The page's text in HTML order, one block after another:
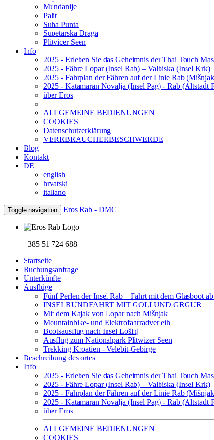
Mundanije
Palit
Suha Punta
Supetarska Draga
Plitvicer Seen
Info
2025 - Erleben Sie das Geheimnis der Thai Touch
2025 - Fähre Lopar (Insel Rab) – Valbiska (Insel Krk)
2025 - Fahrplan der Fähren auf der Linie Rab
2025 - Katamaran Novalja (Insel Pag) - Rab (Altstadt
über Eros
ALLGEMEINE BEDIENUNGEN
COOKIES
Datenschutzerklärung
VERRBRAUCHERBESCHWERDE
Blog
Kontakt
DE
english
hrvatski
italiano
Toggle navigation Eros Rab - DMC
+385 51 724 688
Startseite
Buchungsanfrage
Unterkünfte
Ausflüge
Fünf Perlen der Insel Rab – Fahrt mit dem Glasboot
INSELRUNDFAHRT MIT GOLI UND GRGUR
Mit dem Kajak von Lopar nach Mišnjak
Mountainbike- und Elektrofahrradverleih
Bootsausflug nach Insel Lošinj
Ausflug zum Nationalpark Plitwizer Seen
Trekking Kroatien - Velebit-Gebirge
Beschreibung des ortes
Info
2025 - Erleben Sie das Geheimnis der Thai Touch
2025 - Fähre Lopar (Insel Rab) – Valbiska (Insel Krk)
2025 - Fahrplan der Fähren auf der Linie Rab
2025 - Katamaran Novalja (Insel Pag) - Rab (Altstadt
über Eros
ALLGEMEINE BEDIENUNGEN
COOKIES